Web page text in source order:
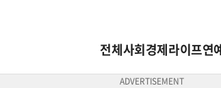
전체사회경제라이프연